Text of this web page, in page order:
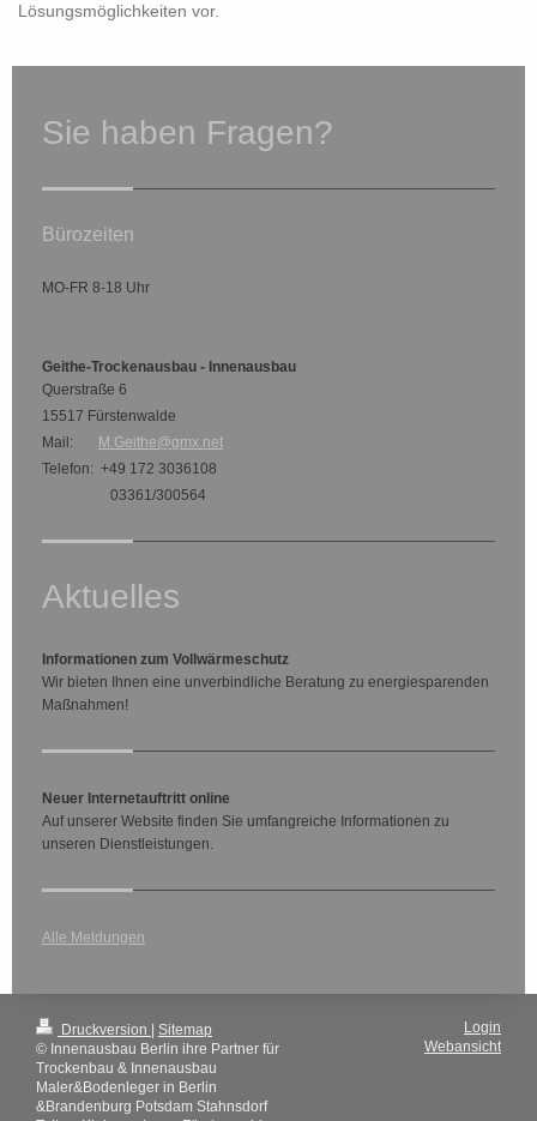
Lösungsmöglichkeiten vor.
Sie haben Fragen?
Bürozeiten
MO-FR 8-18 Uhr
Geithe-Trockenausbau - Innenausbau
Querstraße 6
15517 Fürstenwalde
Mail:
M.Geithe@gmx.net
Telefon: +49 172 3036108
03361/300564
Aktuelles
Informationen zum Vollwärmeschutz
Wir bieten Ihnen eine unverbindliche Beratung zu energiesparenden
Maßnahmen!
Neuer Internetauftritt online
Auf unserer Website finden Sie umfangreiche Informationen zu
unseren Dienstleistungen.
Alle Meldungen
Druckversion
Sitemap
© Innenausbau Berlin ihre Partner für
Trockenbau & Innenausbau
Maler&Bodenleger in Berlin
&Brandenburg Potsdam Stahnsdorf
Login
Webansicht